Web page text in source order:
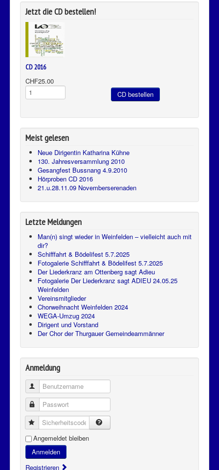
Jetzt die CD bestellen!
CD 2016
CHF25.00
Meist gelesen
Neue Dirigentin Katharina Kühne
130. Jahresversammlung 2010
Gesangfest Bussnang 4.9.2010
Hörproben CD 2016
21.u.28.11.09 Novemberserenaden
Letzte Meldungen
Man(n) singt wieder in Weinfelden – vielleicht auch mit
dir?
Schifffahrt & Bödelifest 5.7.2025
Fotogalerie Schifffahrt & Bödelifest 5.7.2025
Der Liederkranz am Ottenberg sagt Adieu
Fotogalerie Der Liederkranz sagt ADIEU 24.05.25
Weinfelden
Vereinsmitglieder
Chorweihnacht Weinfelden 2024
WEGA-Umzug 2024
Dirigent und Vorstand
Der Chor der Thurgauer Gemeindeammänner
Anmeldung
Benutzername
Passwort
Sicherheitscode
Angemeldet bleiben
Anmelden
Registrieren